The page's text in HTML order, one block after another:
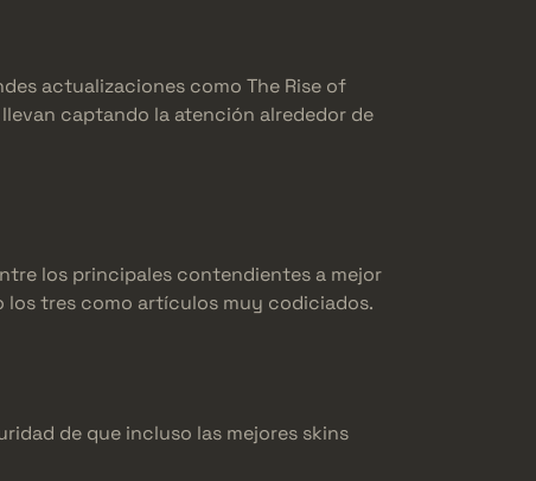
actualizaciones como The Rise of
captando la atención alrededor de
los principales contendientes a mejor
los tres como artículos muy codiciados.
de que incluso las mejores skins